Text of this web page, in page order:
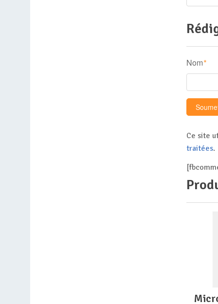
Nom *
Ce site
traitées.
microsoft office famille